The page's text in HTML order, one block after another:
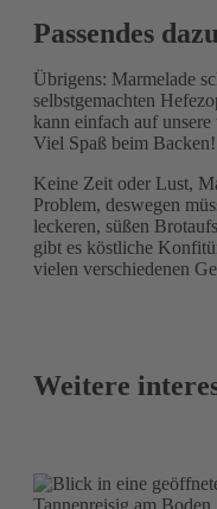
Passendes
Übrigens: Marmelade
selbstgemachten
kann einfach auf
Viel Spaß beim Backen!
Keine Zeit oder Lust,
Problem, deswegen
leckeren, süßen
gibt es köstliche
vielen verschiedenen
Weitere